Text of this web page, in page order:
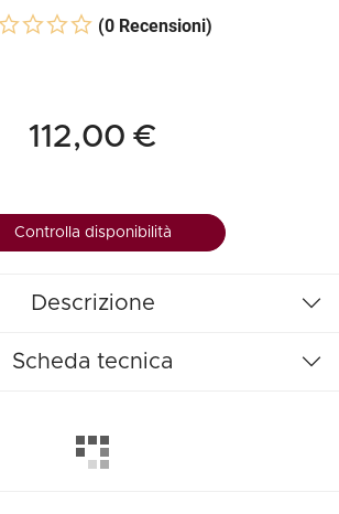
(0 Recensioni)
112,00 €
Controlla disponibilità
Descrizione
Scheda tecnica